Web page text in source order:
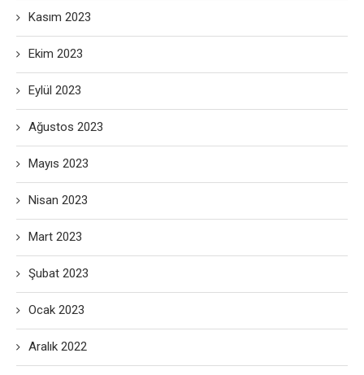
Kasım 2023
Ekim 2023
Eylül 2023
Ağustos 2023
Mayıs 2023
Nisan 2023
Mart 2023
Şubat 2023
Ocak 2023
Aralık 2022